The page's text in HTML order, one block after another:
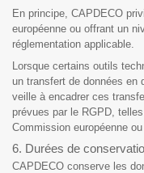
En principe, CAPDECO
européenne ou offrant un
réglementation applicable.
Lorsque certains outils
un transfert de données en
veille à encadrer ces
prévues par le RGPD,
Commission européenne
6. Durées de
CAPDECO conserve les